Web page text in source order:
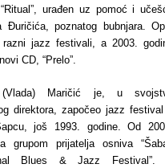
urađen uz pomoć i
Đuričića, poznatog bubnjara.
jazz festivali, a 2003.
CD, “Prelo”.
(Vlada) Maričić je, u
direktora, započeo jazz
još 1993. godine. Od
grupom prijatelja osniva
Blues & Jazz Festival”.